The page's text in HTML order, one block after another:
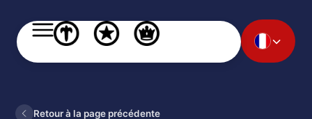
Retour à la page précédente